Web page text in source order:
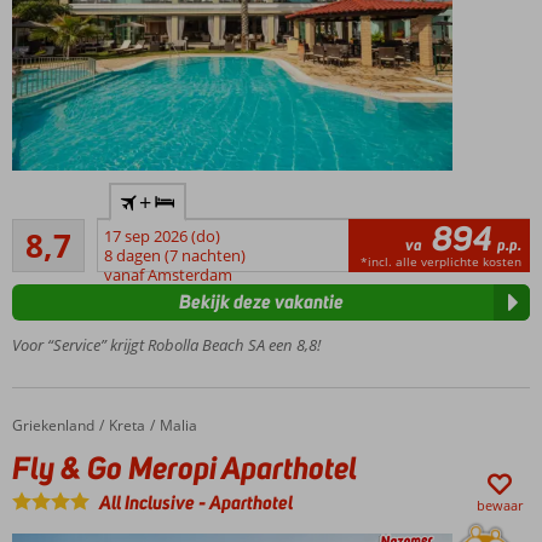
met
geweldig
uitzicht
aan het
strand
gelegen
zwembaden
Halfpension
ook
mogelijk
8,7
Aanrader
30
beoordelingen
+
17 sep 2026 (do)
8 dagen (7 nachten)
vanaf Amsterdam
va 894 p.p.
*incl. alle verplichte kosten
Voor “Service” krijgt Robolla Beach SA een 8,8!
Bekijk deze vakantie
Home
Griekenland Kreta Malia
Fly & Go Meropi Aparthotel
Fly & Go Meropi Aparthotel
All Inclusive-Aparthotel bewaar